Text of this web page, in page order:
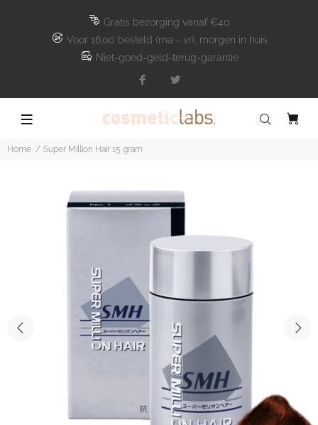
Gratis bezorging vanaf €40
Voor 16.00 besteld (ma - vr), morgen in huis
Niet-goed-geld-terug-garantie
Home Super Million Hair 15 gram